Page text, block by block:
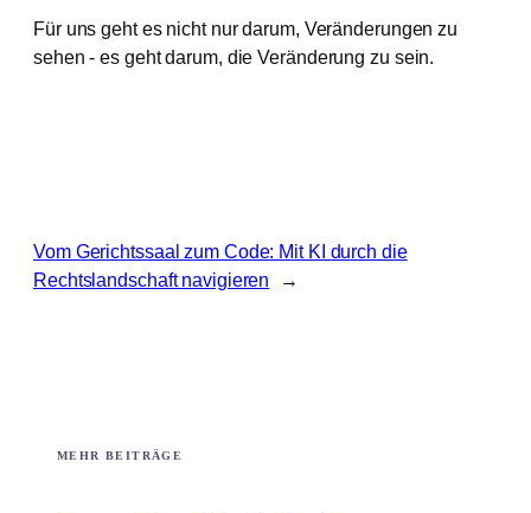
Für uns geht es nicht nur darum, Veränderungen zu
sehen - es geht darum, die Veränderung zu sein.
Vom Gerichtssaal zum Code: Mit KI durch die
Rechtslandschaft navigieren
→
MEHR BEITRÄGE